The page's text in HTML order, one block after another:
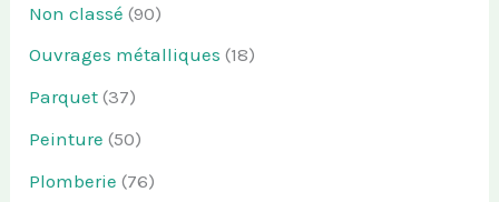
Non classé (90)
Ouvrages métalliques (18)
Parquet (37)
Peinture (50)
Plomberie (76)